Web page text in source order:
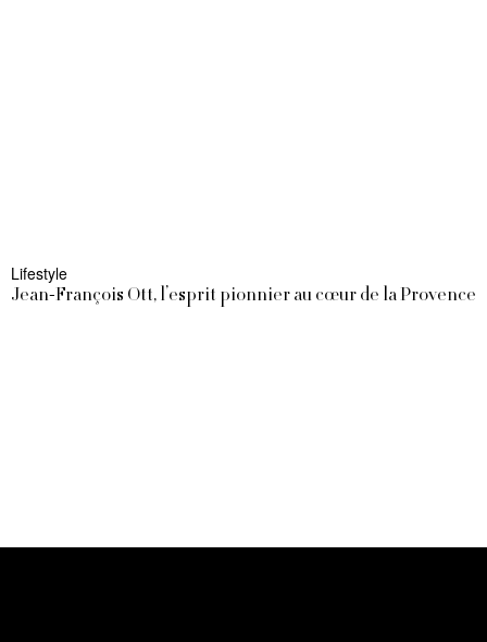
Lifestyle
Jean-François Ott, l’esprit pionnier au cœur de la Provence